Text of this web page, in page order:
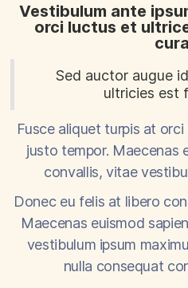
Vestibulum ante
orci luctus et
Sed auctor augue
ultricies est
Fusce aliquet turpis at
justo tempor. Maecenas
convallis, vitae
Donec eu felis at libero
Maecenas euismod
vestibulum ipsum
nulla consequat